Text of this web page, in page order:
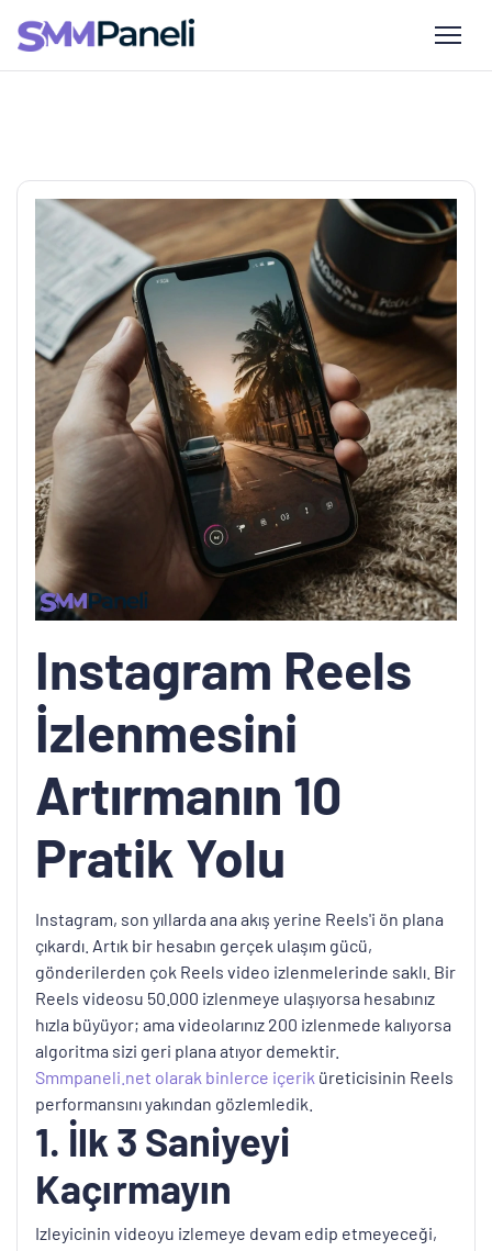
Instagram Reels
İzlenmesini
Artırmanın 10
Pratik Yolu
Instagram, son yıllarda ana akış yerine Reels'i ön plana
çıkardı. Artık bir hesabın gerçek ulaşım gücü,
gönderilerden çok Reels video izlenmelerinde saklı. Bir
Reels videosu 50.000 izlenmeye ulaşıyorsa hesabınız
hızla büyüyor; ama videolarınız 200 izlenmede kalıyorsa
algoritma sizi geri plana atıyor demektir.
Smmpaneli.net olarak binlerce içerik üreticisinin Reels
performansını yakından gözlemledik.
1. İlk 3 Saniyeyi
Kaçırmayın
Izleyicinin videoyu izlemeye devam edip etmeyeceği,